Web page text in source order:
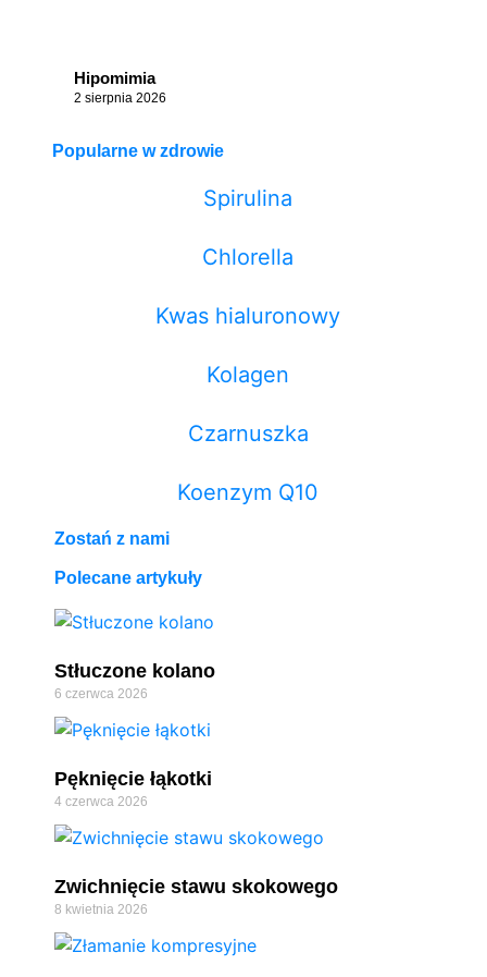
Hipomimia
2 sierpnia 2026
Popularne w zdrowie
Spirulina
Chlorella
Kwas hialuronowy
Kolagen
Czarnuszka
Koenzym Q10
Zostań z nami
Polecane artykuły
Stłuczone kolano
6 czerwca 2026
Pęknięcie łąkotki
4 czerwca 2026
Zwichnięcie stawu skokowego
8 kwietnia 2026